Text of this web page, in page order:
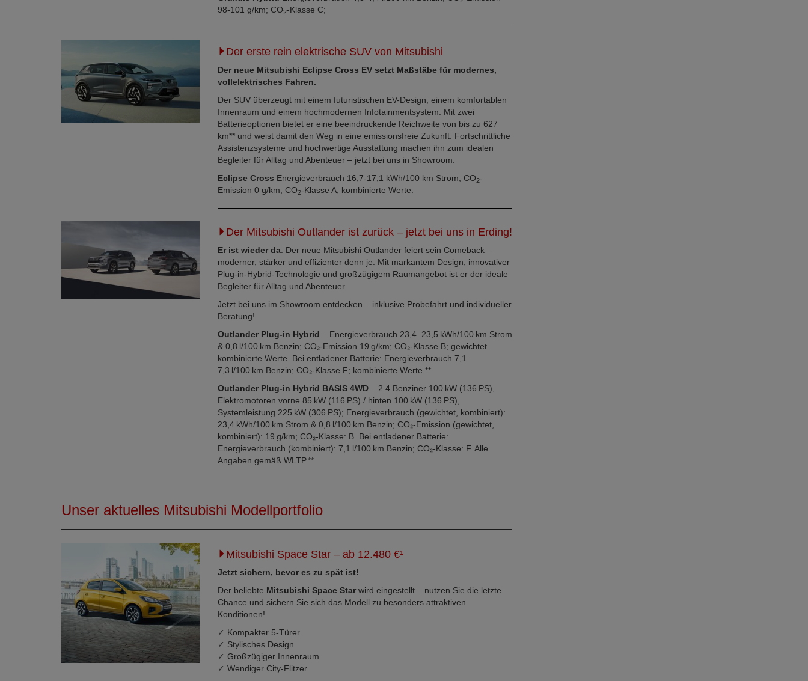
98-101 g/km; CO2-Klasse C;
Der erste rein elektrische SUV von Mitsubishi
Der neue Mitsubishi Eclipse Cross EV setzt Maßstäbe für modernes,
vollelektrisches Fahren.
Der SUV überzeugt mit einem futuristischen EV-Design, einem komfortablen
Innenraum und einem hochmodernen Infotainmentsystem. Mit zwei
Batterieoptionen bietet er eine beeindruckende Reichweite von bis zu 627
km** und weist damit den Weg in eine emissionsfreie Zukunft. Fortschrittliche
Assistenzsysteme und hochwertige Ausstattung machen ihn zum idealen
Begleiter für Alltag und Abenteuer – jetzt bei uns in Showroom.
Eclipse Cross Energieverbrauch 16,7-17,1 kWh/100 km Strom; CO2-
Emission 0 g/km; CO2-Klasse A; kombinierte Werte.
Der Mitsubishi Outlander ist zurück – jetzt bei uns in Erding!
Er ist wieder da: Der neue Mitsubishi Outlander feiert sein Comeback –
moderner, stärker und effizienter denn je. Mit markantem Design, innovativer
Plug-in-Hybrid-Technologie und großzügigem Raumangebot ist er der ideale
Begleiter für Alltag und Abenteuer.
Jetzt bei uns im Showroom entdecken – inklusive Probefahrt und individueller
Beratung!
Outlander Plug-in Hybrid – Energieverbrauch 23,4–23,5 kWh/100 km Strom
& 0,8 l/100 km Benzin; CO₂-Emission 19 g/km; CO₂-Klasse B; gewichtet
kombinierte Werte. Bei entladener Batterie: Energieverbrauch 7,1–
7,3 l/100 km Benzin; CO₂-Klasse F; kombinierte Werte.**
Outlander Plug-in Hybrid BASIS 4WD– 2.4 Benziner 100 kW (136 PS),
Elektromotoren vorne 85 kW (116 PS) / hinten 100 kW (136 PS),
Systemleistung 225 kW (306 PS); Energieverbrauch (gewichtet, kombiniert):
23,4 kWh/100 km Strom & 0,8 l/100 km Benzin; CO₂-Emission (gewichtet,
kombiniert): 19 g/km; CO₂-Klasse: B. Bei entladener Batterie:
Energieverbrauch (kombiniert): 7,1 l/100 km Benzin; CO₂-Klasse: F. Alle
Angaben gemäß WLTP.**
Unser aktuelles Mitsubishi Modellportfolio
Mitsubishi Space Star – ab 12.480 €¹
Jetzt sichern, bevor es zu spät ist!
Der beliebte Mitsubishi Space Starwird eingestellt – nutzen Sie die letzte
Chance und sichern Sie sich das Modell zu besonders attraktiven
Konditionen!
✓ Kompakter 5-Türer
✓ Stylisches Design
✓ Großzügiger Innenraum
✓ Wendiger City-Flitzer